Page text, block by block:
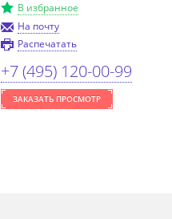
В избранное
На почту
Распечатать
+7 (495) 120-00-99
ЗАКАЗАТЬ ПРОСМОТР